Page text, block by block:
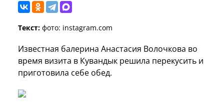
Текст: фото: instagram.com
Известная балерина Анастасия Волочкова во
время визита в Кувандык решила перекусить и
приготовила себе обед.